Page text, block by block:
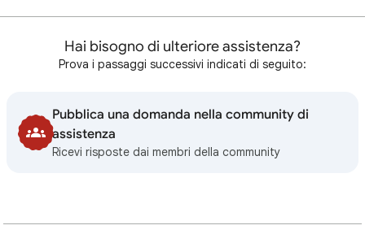
Hai bisogno di ulteriore assistenza?
Prova i passaggi successivi indicati di seguito:
Pubblica una domanda nella community di
assistenza
Ricevi risposte dai membri della community